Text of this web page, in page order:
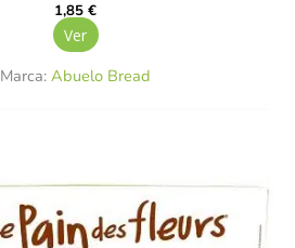
1,85€
Ver
Marca:Abuelo Bread